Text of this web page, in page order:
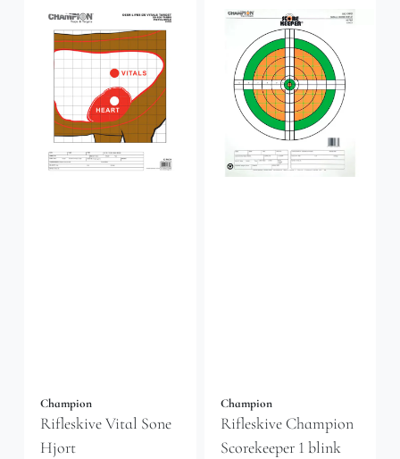
Champion
Rifleskive Vital Sone
Hjort
Champion
Rifleskive Champion
Scorekeeper 1 blink